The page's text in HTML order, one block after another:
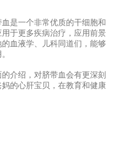
是一个非常优质的干细胞和
于更多疾病治疗，应用前景
血液学、儿科同道们，能够
介绍，对脐带血会有更深刻
的心肝宝贝，在教育和健康